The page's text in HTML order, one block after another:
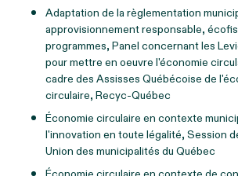
Adaptation de la règlementation
approvisionnement responsable,
programmes, Panel concernant les
pour mettre en oeuvre l'économie
cadre des Assisses Québécoise de
circulaire, Recyc-Québec
Économie circulaire en contexte
l'innovation en toute légalité, Session
Union des municipalités du Québec